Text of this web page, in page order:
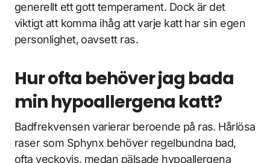
generellt ett gott temperament. Dock är det
viktigt att komma ihåg att varje katt har sin egen
personlighet, oavsett ras.
Hur ofta behöver jag bada
min hypoallergena katt?
Badfrekvensen varierar beroende på ras. Hårlösa
raser som Sphynx behöver regelbundna bad,
ofta veckovis, medan pälsade hypoallergena